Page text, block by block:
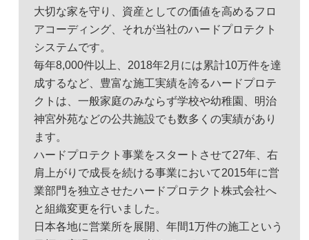
大切な家を守り、資産としての価値を高めるフロ
アコーディング、それが当社のハードプロテクト
システムです。
毎年8,000件以上、2018年2月には累計10万件を達
成するなど、豊富な施工実績を誇るハードプロテ
クトは、一般家庭のみならず学校や幼稚園、明治
神宮外苑などの公共施設でも数多くの実績があり
ます。
ハードプロテクト事業をスタートさせて27年、右
肩上がりで成長を続ける事業において2015年に営
業部門を独立させたハードプロテクト株式会社へ
と組織変更を行いました。
日本各地に営業所を展開、年間1万件の施工という